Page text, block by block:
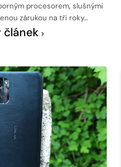
procesorem, slušnými
zárukou na tři roky…
článek